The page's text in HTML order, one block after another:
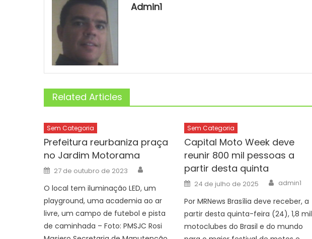
Admin1
Related Articles
Sem Categoria
Prefeitura reurbaniza praça
no Jardim Motorama
Posted
on
27 de outubro de 2023
O local tem iluminação LED, um
playground, uma academia ao ar
livre, um campo de futebol e pista
de caminhada – Foto: PMSJC Rosi
Sem Categoria
Capital Moto Week deve
reunir 800 mil pessoas a
partir desta quinta
Posted
on
24 de julho de 2025 Author
admin1
Por MRNews Brasília deve receber, a
partir desta quinta-feira (24), 1,8 mil
motoclubes do Brasil e do mundo